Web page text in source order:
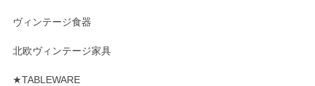
ヴィンテージ食器
北欧ヴィンテージ家具
★TABLEWARE